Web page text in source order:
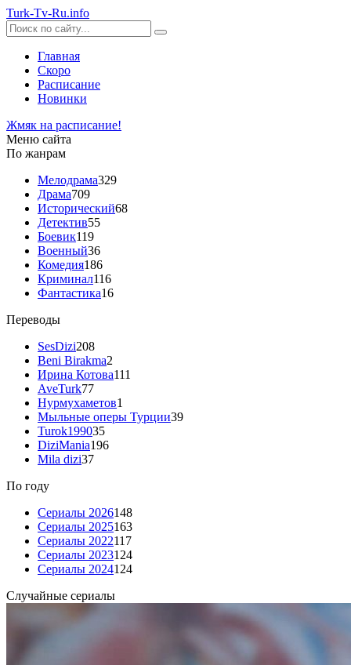
Turk-Tv-Ru.info
Главная
Скоро
Расписание
Новинки
Жмяк на расписание!
Меню сайта
По жанрам
Мелодрама329
Драма709
Исторический68
Детектив55
Боевик119
Военный36
Комедия186
Криминал116
Фантастика16
Переводы
SesDizi208
Beni Birakma2
Ирина Котова111
AveTurk77
Нурмухаметов1
Мыльные оперы Турции39
Turok199035
DiziMania196
Mila dizi37
По году
Сериалы 2026148
Сериалы 2025163
Сериалы 2022117
Сериалы 2023124
Сериалы 2024124
Случайные сериалы